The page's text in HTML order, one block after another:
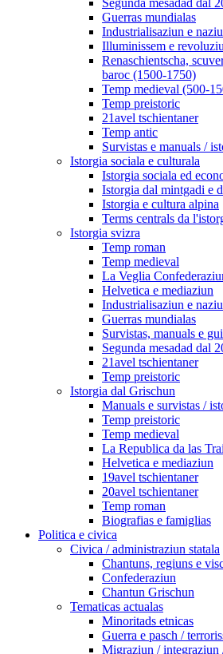
Segunda mesadad dal
Guerras mundialas
Industrialisaziun e
Illuminissem e
Renaschientscha,
baroc (1500-1750)
Temp medieval (500-
Temp preistoric
21avel tschientaner
Temp antic
Survistas e manuals /
Istorgia sociala e culturala
Istorgia sociala ed
Istorgia dal mintgadi e
Istorgia e cultura alpina
Terms centrals da
Istorgia svizra
Temp roman
Temp medieval
La Veglia
Helvetica e mediaziun
Industrialisaziun e
Guerras mundialas
Survistas, manuals e
Segunda mesadad dal
21avel tschientaner
Temp preistoric
Istorgia dal Grischun
Manuals e survistas /
Temp preistoric
Temp medieval
La Republica da las
Helvetica e mediaziun
19avel tschientaner
20avel tschientaner
Temp roman
Biografias e famiglias
Politica e civica
Civica / administraziun statala
Chantuns, regiuns e
Confederaziun
Chantun Grischun
Tematicas actualas
Minoritads etnicas
Guerra e pasch /
Migraziun / integraziun